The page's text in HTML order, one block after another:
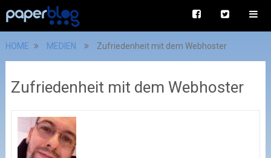
HOME MEDIEN Zufriedenheit mit dem Webhoster
Zufriedenheit mit dem Webhoster